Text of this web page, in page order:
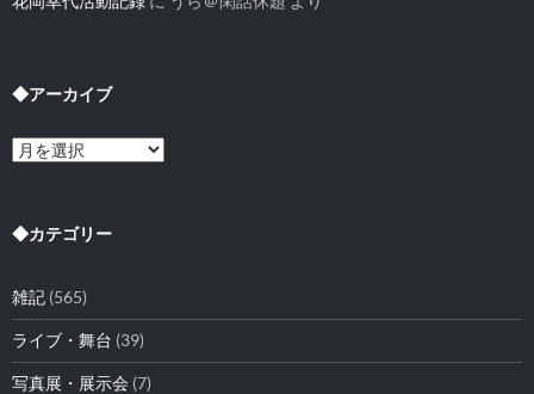
◆アーカイブ
◆
ア
イ
◆カテゴリー
雑記 (565)
ライブ・舞台 (39)
写真展・展示会 (7)